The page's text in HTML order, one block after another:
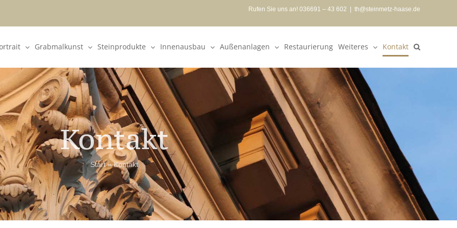
Rufen Sie uns an! 036691 – 43 602 th@steinmetz-haase.de
Grabmalkunst Steinprodukte Innenausbau Außenanlagen Restaurierung Weiteres Kontakt
Kontakt
Start»Kontakt